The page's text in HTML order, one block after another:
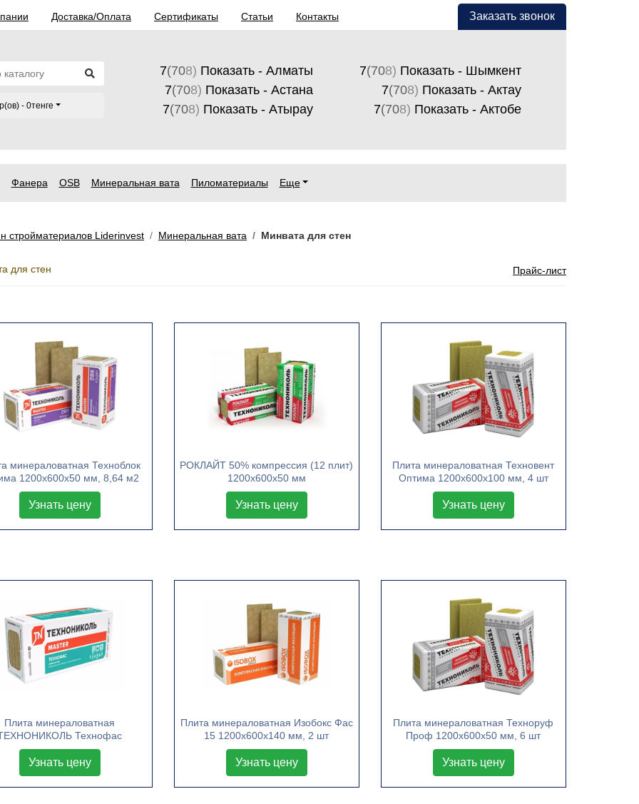
Доставка/Оплата Сертификаты Статьи Контакты Заказать звонок
- 0тенге
7(708) Показать - Алматы
7(708) Показать - Астана
7(708) Показать - Атырау
7(708) Показать - Шымкент
7(708) Показать - Актау
7(708) Показать - Актобе
Фанера OSB Минеральная вата Пиломатериалы Еще
стройматериалов Liderinvest Минеральная вата Минвата для стен
для стен Прайс-лист
минераловатная Техноблок
1200х600х50 мм, 8,64 м2
Узнать цену
РОКЛАЙТ 50% компрессия (12 плит)
1200х600х50 мм
Узнать цену
Плита минераловатная Техновент
Оптима 1200х600х100 мм, 4 шт
Узнать цену
Плита минераловатная
Технофас
1200х600х100 мм, 3 шт
Узнать цену
Плита минераловатная Изобокс Фас
15 1200х600х140 мм, 2 шт
Узнать цену
Плита минераловатная Техноруф
Проф 1200х600х50 мм, 6 шт
Узнать цену